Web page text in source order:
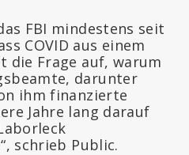
FBI mindestens seit
COVID aus einem
die Frage auf, warum
darunter
ihm finanzierte
Jahre lang darauf
schrieb Public.